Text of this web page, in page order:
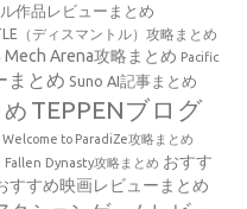
作品レビューまとめ
（ディスマントル）攻略まとめ
Mech Arena攻略まとめ Pacific
まとめ Suno AI記事まとめ
TEPPENブログ
Welcome to ParadiZe攻略まとめ
Dynasty攻略まとめ おすす
すすめ映画レビューまとめ